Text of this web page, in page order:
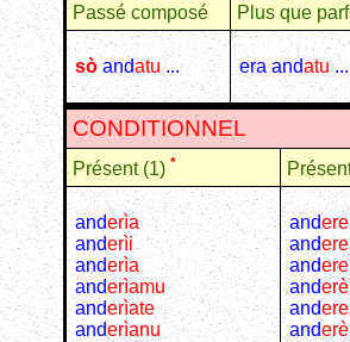
Passé composé Plus que
sòandatu ... era andatu...
CONDITIONNEL
Présent (1) *
anderìa
anderìi
anderìa
anderìamu
anderìate
anderìanu
and
and
and
ande
and
ande